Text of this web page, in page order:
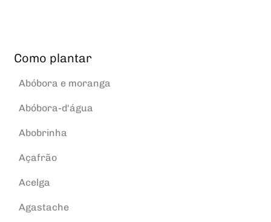
Como plantar
Abóbora e moranga
Abóbora-d'água
Abobrinha
Açafrão
Acelga
Agastache